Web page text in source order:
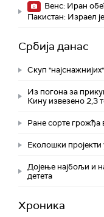
Венс: Иран
Пакистан: Израел
Србија данас
Скуп
Из погона за
Кину извезено 2,3
Ране сорте грожђа
Eколошки
Дојење најбољи и
детета
Хроника